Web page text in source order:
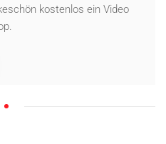
kostenlos ein Video